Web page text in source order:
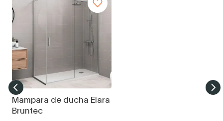
Mampara de ducha Elara
Bruntec